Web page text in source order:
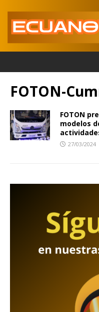
FOTON-
FOTON
modelos
27/03/2024